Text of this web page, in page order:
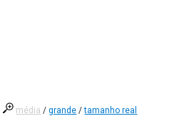
média /grande /tamanho real